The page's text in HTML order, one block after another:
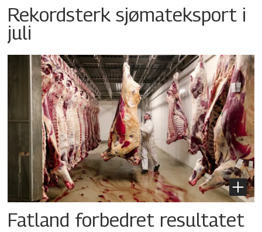
Rekordsterk sjømateksport i
juli
Fatland forbedret resultatet